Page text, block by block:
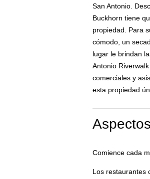
San Antonio.
Buckhorn tiene
propiedad. Para
cómodo, un
lugar le brindan
Antonio
comerciales y
esta propiedad
Comience cada
Los restaurantes